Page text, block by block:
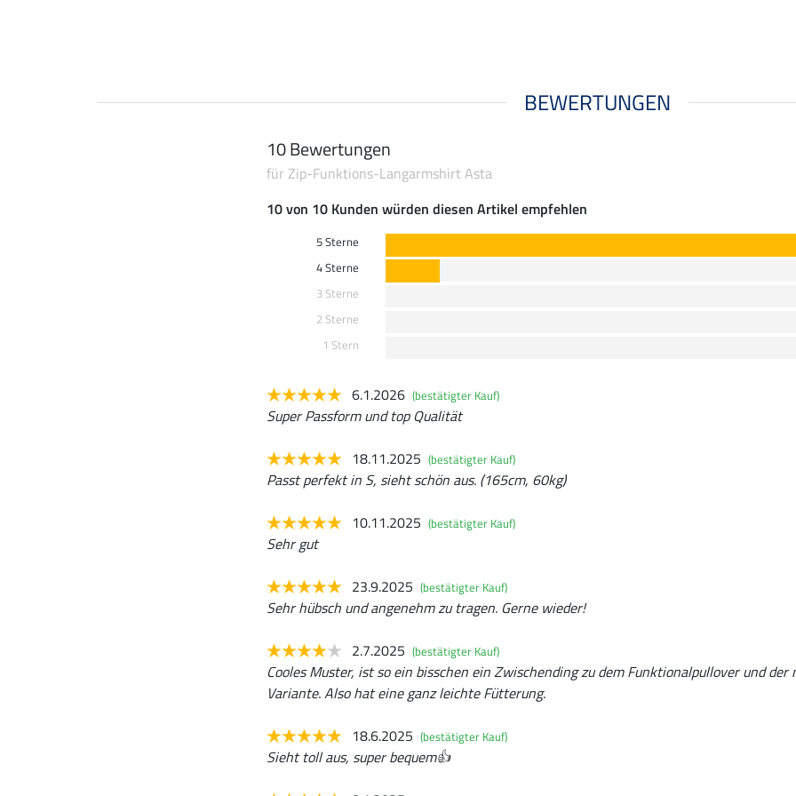
BEWERTUNGEN
10 Bewertungen
für Zip-Funktions-Langarmshirt Asta
10 von 10 Kunden würden diesen Artikel empfehlen
5 Sterne
4 Sterne
3 Sterne
2 Sterne
1 Stern
6.1.2026 (bestätigter Kauf)
Super Passform und top Qualität
18.11.2025 (bestätigter Kauf)
Passt perfekt in S, sieht schön aus. (165cm, 60kg)
10.11.2025 (bestätigter Kauf)
Sehr gut
23.9.2025 (bestätigter Kauf)
Sehr hübsch und angenehm zu tragen. Gerne wieder!
2.7.2025 (bestätigter Kauf)
Cooles Muster, ist so ein bisschen ein Zwischending zu dem Funktionalpullover und der
Variante. Also hat eine ganz leichte Fütterung.
18.6.2025 (bestätigter Kauf)
Sieht toll aus, super bequem👍